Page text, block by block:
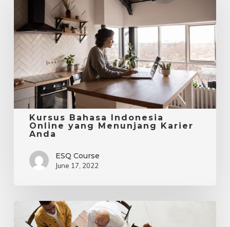
Indonesia
Online
yang
Menunjang
Karier
Anda
Kursus Bahasa Indonesia
Online yang Menunjang Karier
Anda
ESQ Course
June 17, 2022
Tahu